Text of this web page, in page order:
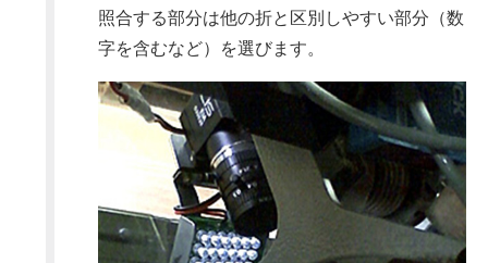
照合する部分は他の折と区別しやすい部分（数
字を含むなど）を選びます。